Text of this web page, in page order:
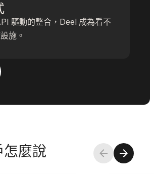
驅動的整合，Deel 成為看不
施。
怎麼說